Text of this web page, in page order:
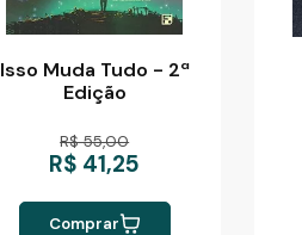
Isso Muda Tudo - 2ª
Edição
R$ 55,00
R$ 41,25
Comprar